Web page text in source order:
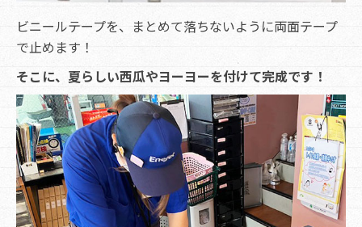
ビニールテープを、まとめて落ちないように両面テープ
で止めます！
そこに、夏らしい西瓜やヨーヨーを付けて完成です！